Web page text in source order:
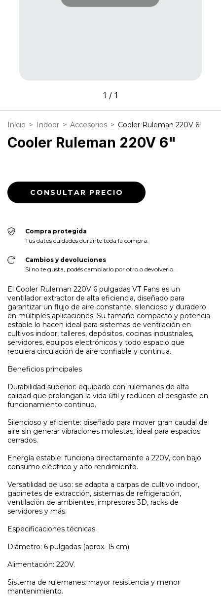
1 / 1
Inicio > Indoor > Accesorios > Cooler Ruleman 220V 6"
Cooler Ruleman 220V 6"
Compra protegida
Tus datos cuidados durante toda la compra.
Cambios y devoluciones
Si no te gusta, podés cambiarlo por otro o devolverlo.
El Cooler Ruleman 220V 6 pulgadas VT Fans es un
ventilador extractor de alta eficiencia, diseñado para
garantizar un flujo de aire constante, silencioso y duradero
en múltiples aplicaciones. Su tamaño compacto y potencia
estable lo hacen ideal para sistemas de ventilación en
cultivos indoor, talleres, depósitos, cocinas industriales,
servidores, equipos electrónicos y todo espacio que
requiera circulación de aire confiable y continua.
Beneficios principales
Durabilidad superior: equipado con rulemanes de alta
calidad que prolongan la vida útil y reducen el desgaste en
funcionamiento continuo.
Silencioso y eficiente: diseñado para mover gran caudal de
aire sin generar vibraciones molestas, ideal para espacios
cerrados.
Energía estable: funciona directamente a 220V, con bajo
consumo eléctrico y alto rendimiento.
Versatilidad de uso: se adapta a carpas de cultivo indoor,
gabinetes de extracción, sistemas de refrigeración,
ventilación de ambientes, impresoras 3D, racks de
servidores y más.
Especificaciones técnicas
Diámetro: 6 pulgadas (aprox. 15 cm).
Alimentación: 220V.
Sistema de rulemanes: mayor resistencia y menor
mantenimiento.